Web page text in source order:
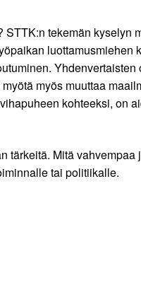
tekemän
myös muuttaa
kohteeksi, on
Mitä
tai politiikalle.